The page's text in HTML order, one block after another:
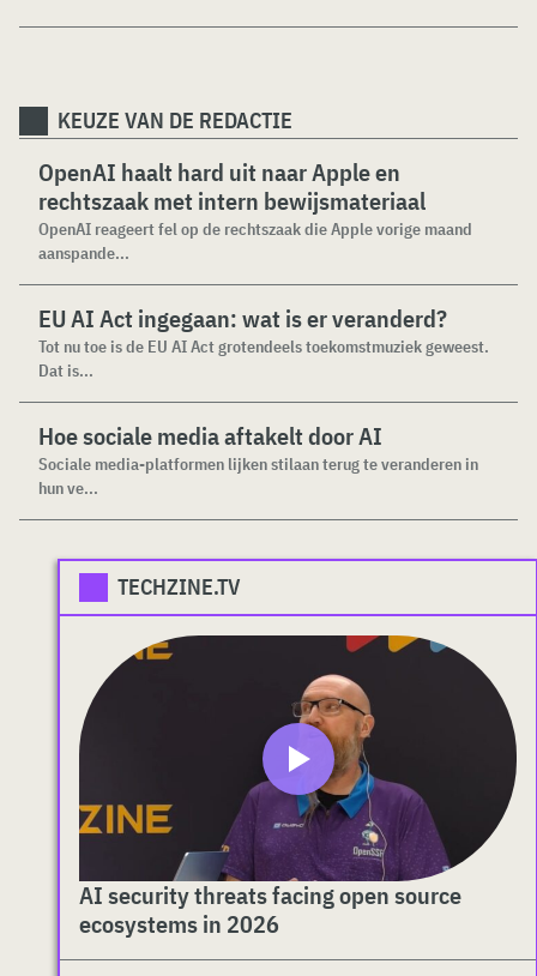
KEUZE VAN DE REDACTIE
OpenAI haalt hard uit naar Apple en
rechtszaak met intern bewijsmateriaal
OpenAI reageert fel op de rechtszaak die Apple vorige maand
aanspande...
EU AI Act ingegaan: wat is er veranderd?
Tot nu toe is de EU AI Act grotendeels toekomstmuziek geweest.
Dat is...
Hoe sociale media aftakelt door AI
Sociale media-platformen lijken stilaan terug te veranderen in
hun ve...
TECHZINE.TV
AI security threats facing open source
ecosystems in 2026